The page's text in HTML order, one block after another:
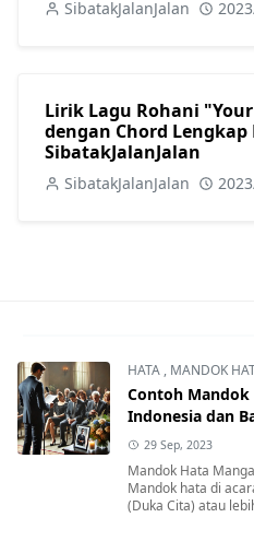
SibatakJalanJalan
Lirik Lagu Rohani
dengan Chord
SibatakJalanJalan
SibatakJalanJalan
HATA , MANDOK
Contoh Mandok
Indonesia dan
29 Sep, 2023
Mandok Hata
Mandok hata di
(Duka Cita) atau